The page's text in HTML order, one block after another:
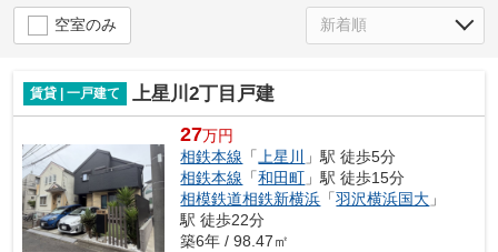
空室のみ
賃貸 | 一戸建て 上星川2丁目戸建
27万円
相鉄本線 「 上星川
」駅 徒歩5分
相鉄本線 「和田町 」駅 徒歩15分
相模鉄道相鉄新横浜 「羽沢横浜国大 」
駅 徒歩22分
築6年 / 98.47㎡